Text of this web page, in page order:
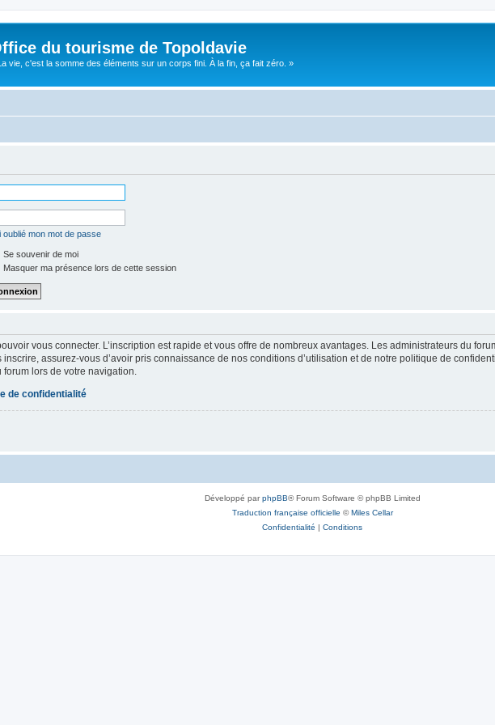
du tourisme de Topoldavie
vie, c'est la somme des éléments sur un corps fini. À la fin, ça fait zéro. »
oublié mon mot de passe
Se souvenir de moi
Masquer ma présence lors de cette session
vous connecter. L’inscription est rapide et vous offre de nombreux avantages. Les administrateurs du
assurez-vous d’avoir pris connaissance de nos conditions d’utilisation et de notre politique de
lors de votre navigation.
de confidentialité
Développé parphpBB® Forum Software © phpBB Limited
Traduction française officielle ©Miles Cellar
Confidentialité | Conditions